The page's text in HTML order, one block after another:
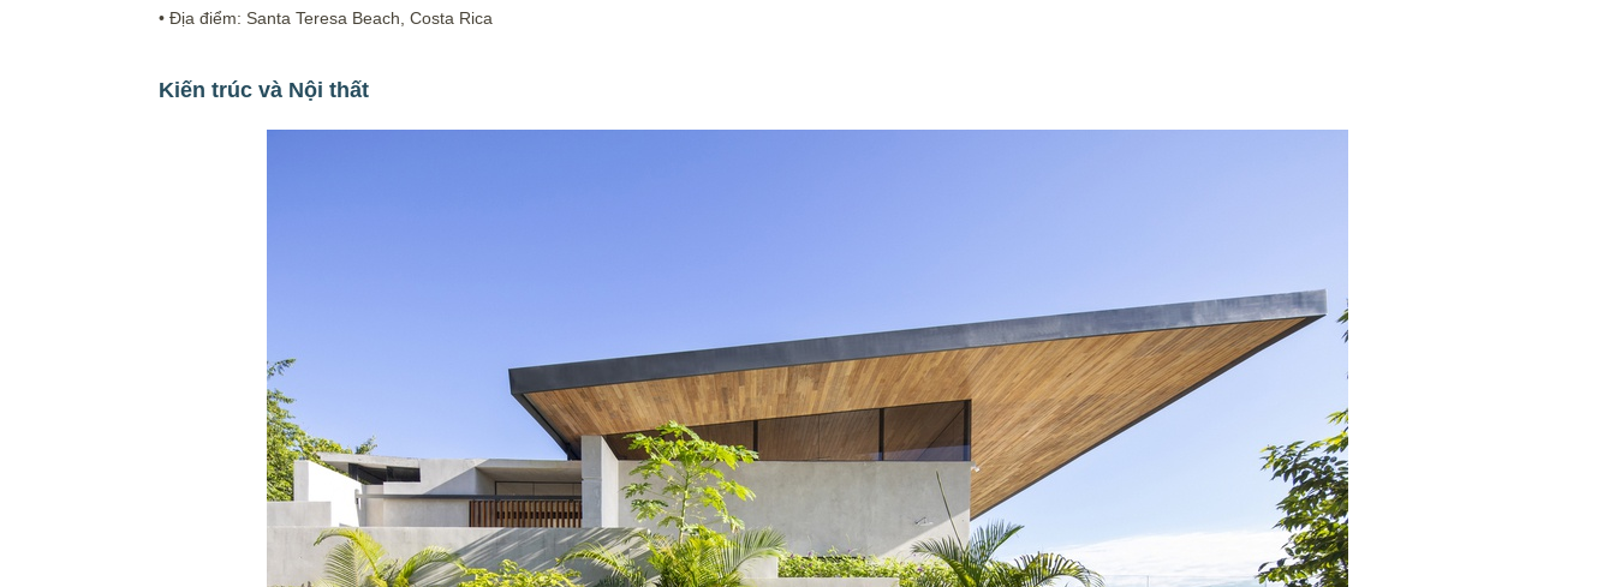
• Địa điểm: Santa Teresa Beach, Costa Rica
Kiến trúc và Nội thất